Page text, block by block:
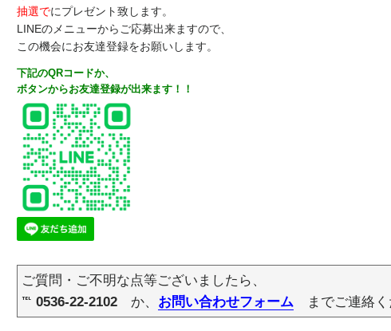
抽選でにプレゼント致します。
LINEのメニューからご応募出来ますので、
この機会にお友達登録をお願いします。
下記のQRコードか、
ボタンからお友達登録が出来ます！！
ご質問・ご不明な点等ございましたら、
℡ 0536-22-2102 か、 お問い合わせフォーム までご連絡く